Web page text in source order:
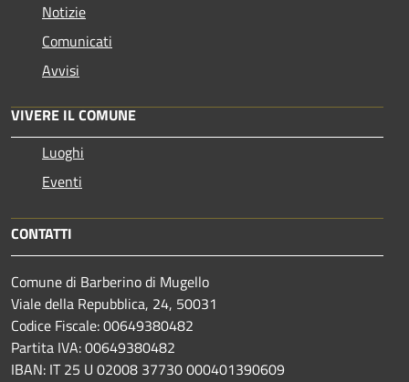
Notizie
Comunicati
Avvisi
VIVERE IL COMUNE
Luoghi
Eventi
CONTATTI
Comune di Barberino di Mugello
Viale della Repubblica, 24, 50031
Codice Fiscale: 00649380482
Partita IVA: 00649380482
IBAN: IT 25 U 02008 37730 000401390609